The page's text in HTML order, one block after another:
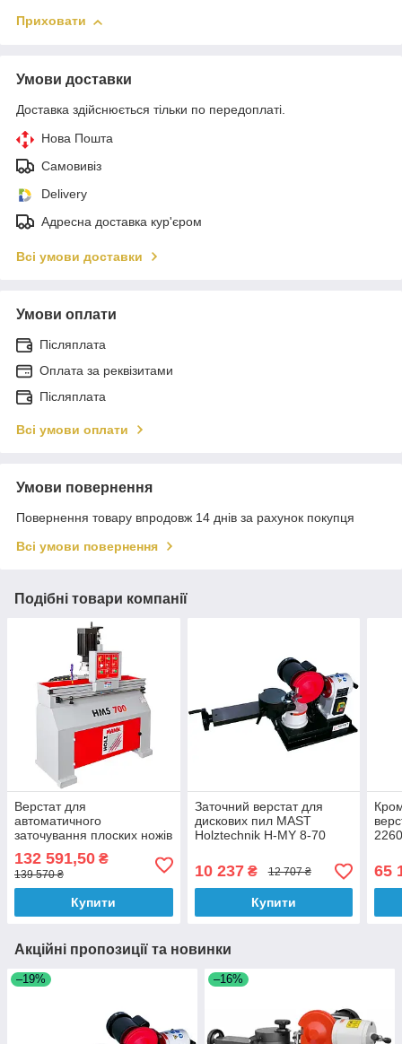
Приховати
Умови доставки
Доставка здійснюється тільки по передоплаті.
Нова Пошта
Самовивіз
Delivery
Адресна доставка кур'єром
Всі умови доставки
Умови оплати
Післяплата
Оплата за реквізитами
Післяплата
Всі умови оплати
Умови повернення
Повернення товару впродовж 14 днів за рахунок покупця
Всі умови повернення
Подібні товари компанії
Верстат для
автоматичного
заточування плоских ножів
132 591,50 ₴
139 570 ₴
Купити
Заточний верстат для
дискових пил MAST
Holztechnik H-MY 8-70
для циркулярных дисков
10 237₴ 12 707 ₴
Купити
мм |
65
Акційні пропозиції та новинки
–19% –16%